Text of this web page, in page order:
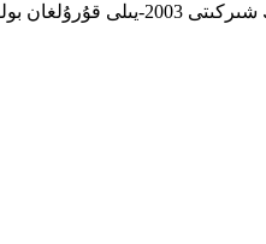
شاۋشىڭ فاڭجيې ئاپتوموبىل